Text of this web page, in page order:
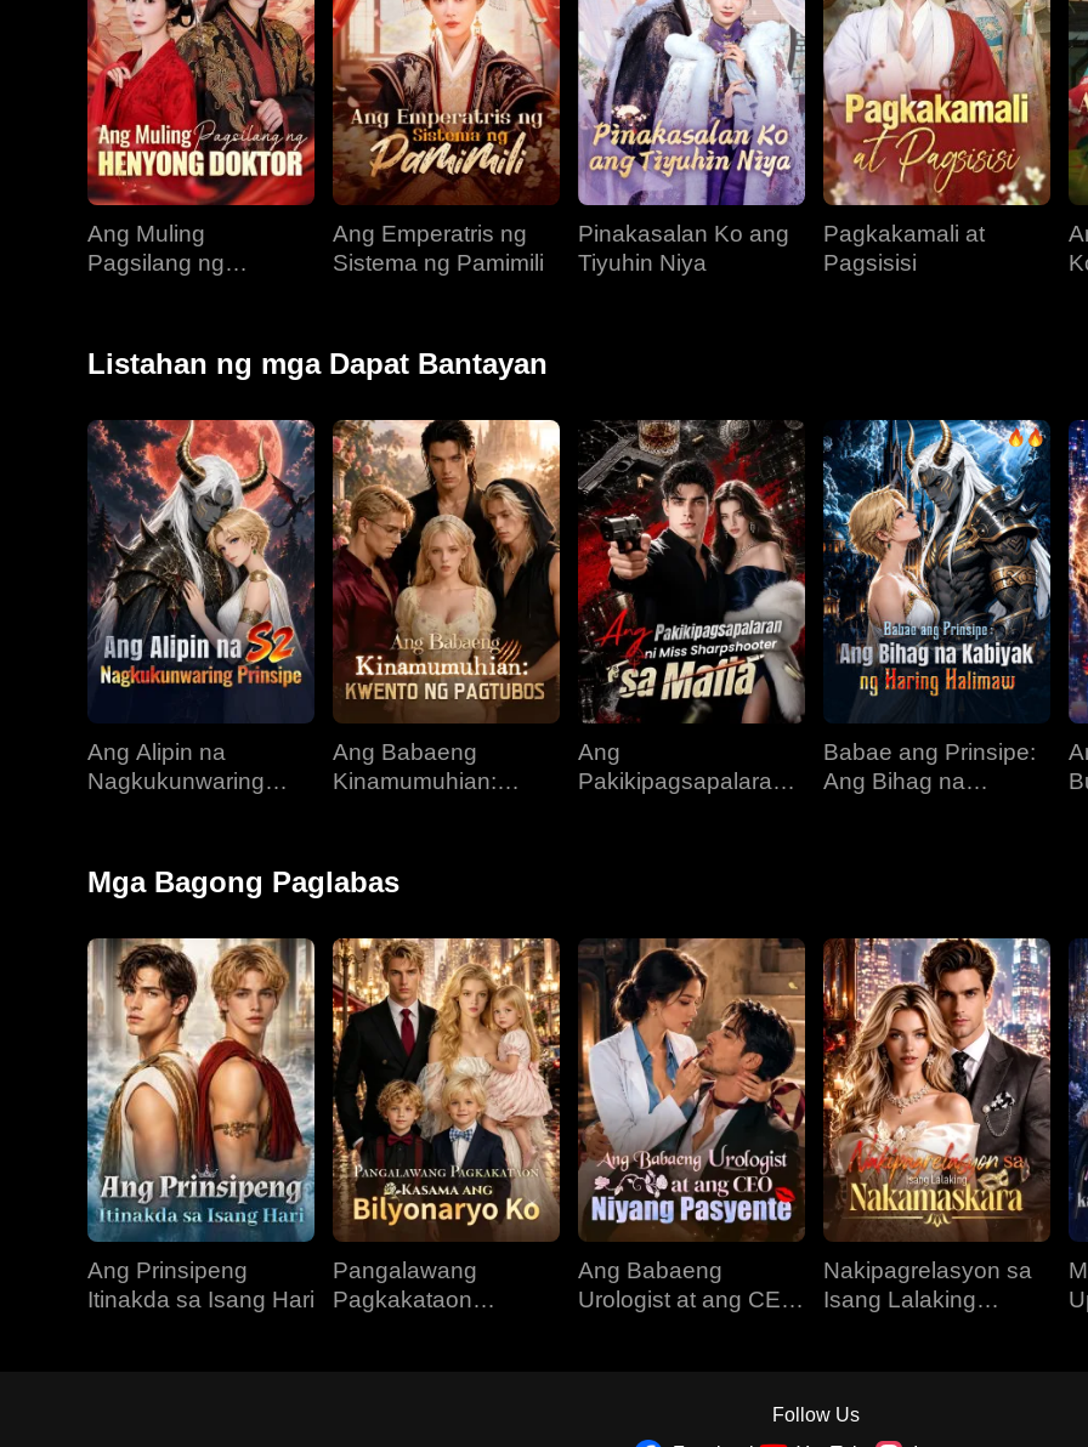
Ang Muling
Pagsilang ng
Ang Emperatris ng
Sistema ng Pamimili
Pinakasalan Ko ang
Tiyuhin Niya
Pagkakamali at
Pagsisisi
Listahan ng mga Dapat Bantayan
Ang Alipin na
Nagkukunwaring
Ang Babaeng
Kinamumuhian:
Ang
Pakikipagsapalaran
Babae ang Prinsipe:
Ang Bihag na
Mga Bagong Paglabas
Ang Prinsipeng
Itinakda sa Isang Hari
Pangalawang
Pagkakataon
Ang Babaeng
Urologist at ang CEO
Nakipagrelasyon sa
Isang Lalaking
Follow Us